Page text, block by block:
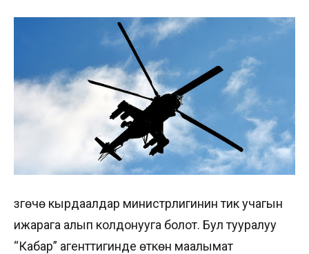
Өзгөчө кырдаалдар министрлигинин тик учагын
ижарага алып колдонууга болот. Бул тууралуу
“Кабар” агенттигинде өткөн маалымат